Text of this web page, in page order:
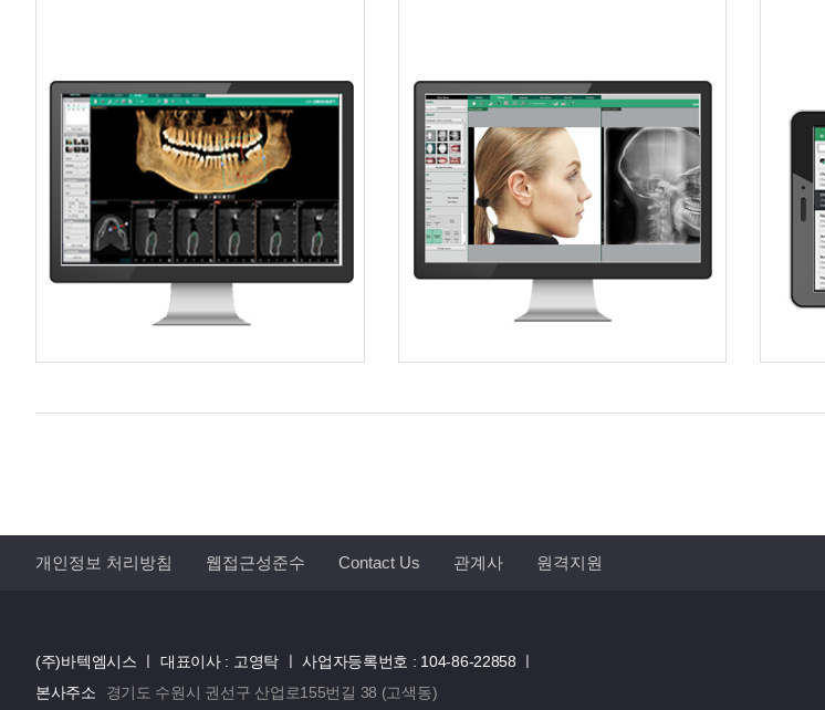
개인정보 처리방침 웹접근성준수 Contact Us 관계사 원격지원
(주)바텍엠시스 ㅣ 대표이사 : 고영탁 ㅣ사업자등록번호 : 104-86-22858 ㅣ
본사주소
경기도 수원시 권선구 산업로155번길 38 (고색동)